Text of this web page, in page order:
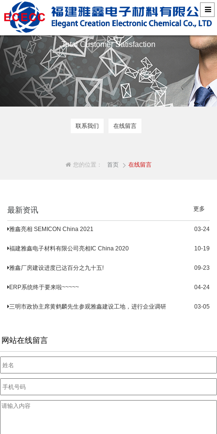
联络我们
Total Customer Satisfaction
联系我们 在线留言
您的位置： 首页 在线留言
最新资讯 更多
雅鑫亮相 SEMICON China 2021 03-24
福建雅鑫电子材料有限公司亮相IC China 2020 10-19
雅鑫厂房建设进度已达百分之九十五! 09-23
ERP系统终于要来啦~~~~~ 04-24
三明市政协主席黄鹤麟先生参观雅鑫建设工地，进行企业调研 03-05